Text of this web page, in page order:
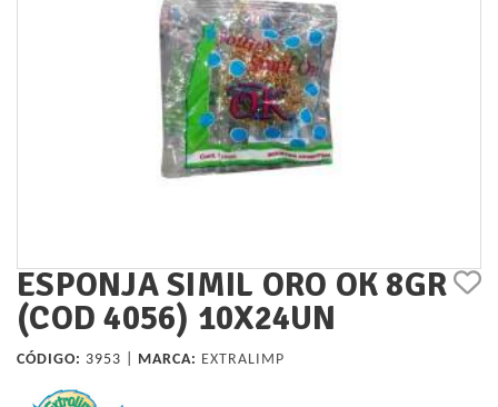
ESPONJA SIMIL ORO OK 8GR
(COD 4056) 10X24UN
CÓDIGO: 3953 | MARCA: EXTRALIMP